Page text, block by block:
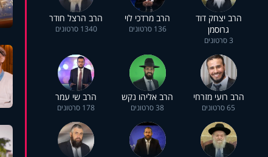
הרב יצחק דוד
גרוסמן
3 סרטונים
הרב מרדכי לוי
136 סרטונים
הרב הרצל חודר
1340 סרטונים
הרב רועי מזרחי
65 סרטונים
הרב אליהו נקש
38 סרטונים
הרב שי עמר
178 סרטונים